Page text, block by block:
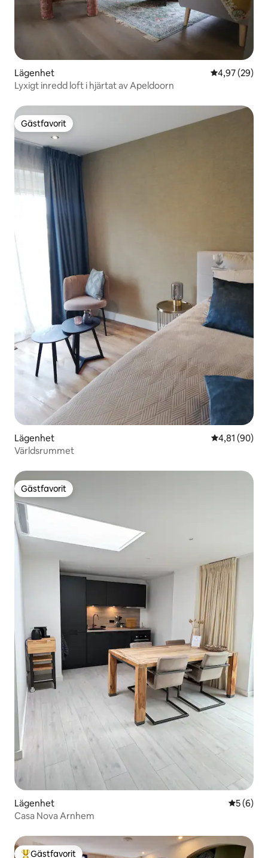
Lägenhet 4,97 av 5 i
4,97 (29)
Lyxigt inredd loft i hjärtat av Apeldoorn
Gästfavorit
Gästfavorit
Lägenhet 4,81 av 5 i
4,81 (90)
Världsrummet
Gästfavorit
Gästfavorit
Lägenhet 5 av 5 i
5 (6)
Casa Nova Arnhem
Gästfavorit